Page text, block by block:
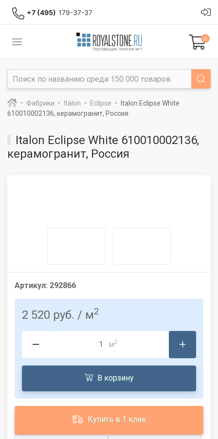
+7 (495) 179-37-37
0
Фабрики Italon Eclipse
Italon Eclipse White
610010002136, керамогранит, Россия
Italon Eclipse White 610010002136,
керамогранит, Россия
Артикул: 292866
2 520 руб. / м2
м2
В корзину
Купить в 1 клик